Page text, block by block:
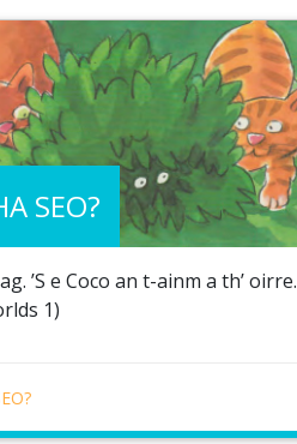
SEO?
’S e Coco an t-ainm a th’ oirre.
1)